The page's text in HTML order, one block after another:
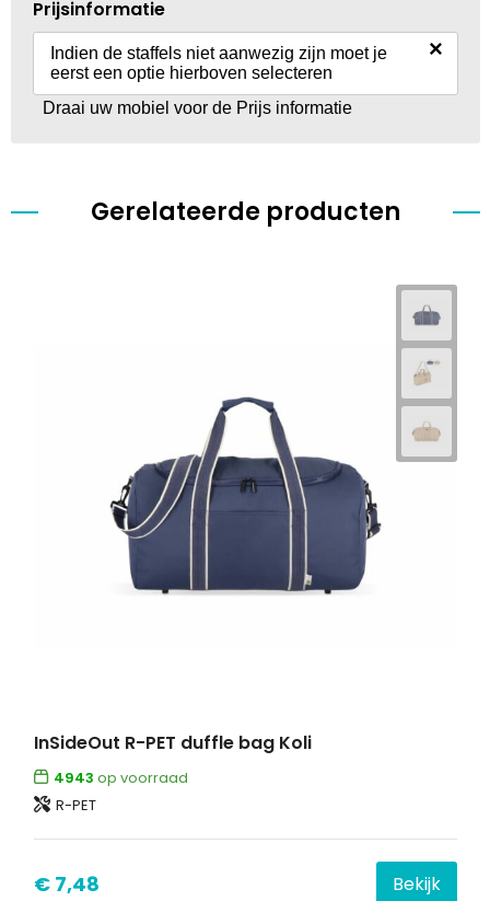
Prijsinformatie
Indien de staffels niet aanwezig zijn moet je
eerst een optie hierboven selecteren
×
Draai uw mobiel voor de Prijs informatie
Gerelateerde producten
InSideOut R-PET duffle bag Koli
4943 op voorraad
R-PET
€ 7,48 Bekijk